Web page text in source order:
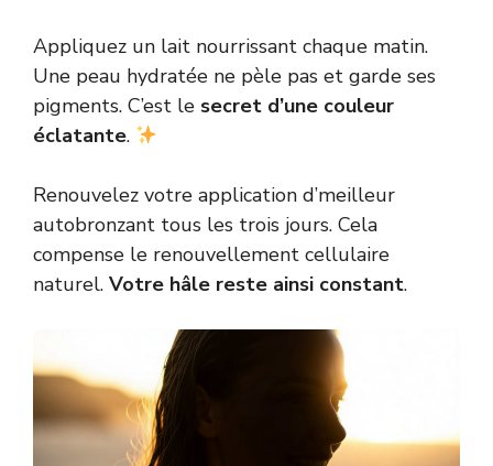
Appliquez un lait nourrissant chaque matin.
Une peau hydratée ne pèle pas et garde ses
pigments. C’est le secret d’une couleur
éclatante.
Renouvelez votre application d’meilleur
autobronzant tous les trois jours. Cela
compense le renouvellement cellulaire
naturel. Votre hâle reste ainsi constant.